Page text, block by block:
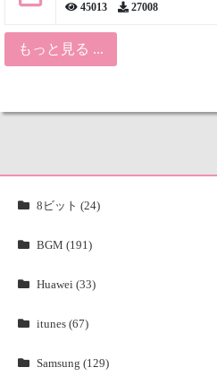
45013 27008
もっと見る ...
8ビット (24)
BGM (191)
Huawei (33)
itunes (67)
Samsung (129)